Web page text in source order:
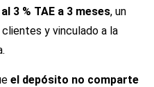
3 % TAE a 3 meses, un
y vinculado a la
el depósito no comparte